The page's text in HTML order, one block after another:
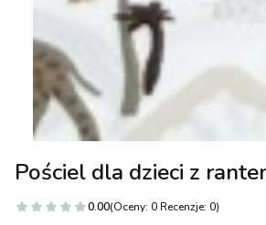
Pościel dla dzieci z
0.00(Oceny: 0 Recenzje: 0)